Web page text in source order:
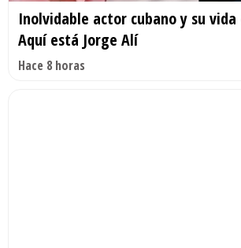
Inolvidable actor cubano y su
Aquí está Jorge Alí
Hace 8 horas